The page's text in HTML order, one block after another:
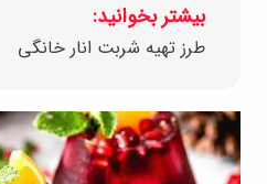
بیشتر بخوانید:
طرز تهیه شربت انار خانگی